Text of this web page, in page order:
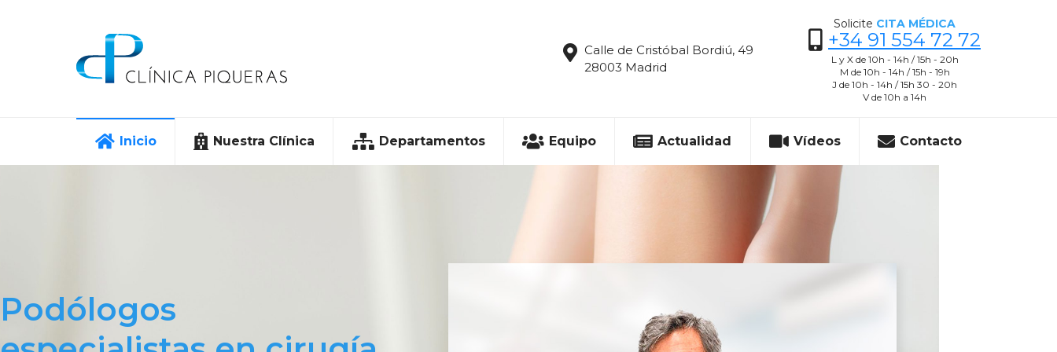
Calle de Cristóbal Bordiú, 49
28003 Madrid
Solicite CITA MÉDICA
+34 91 554 72 72
L y X de 10h - 14h / 15h - 20h
M de 10h - 14h / 15h - 19h
J de 10h - 14h / 15h 30 - 20h
V de 10h a 14h
Inicio Nuestra Clínica Departamentos Equipo Actualidad Vídeos Contacto
Podólogos